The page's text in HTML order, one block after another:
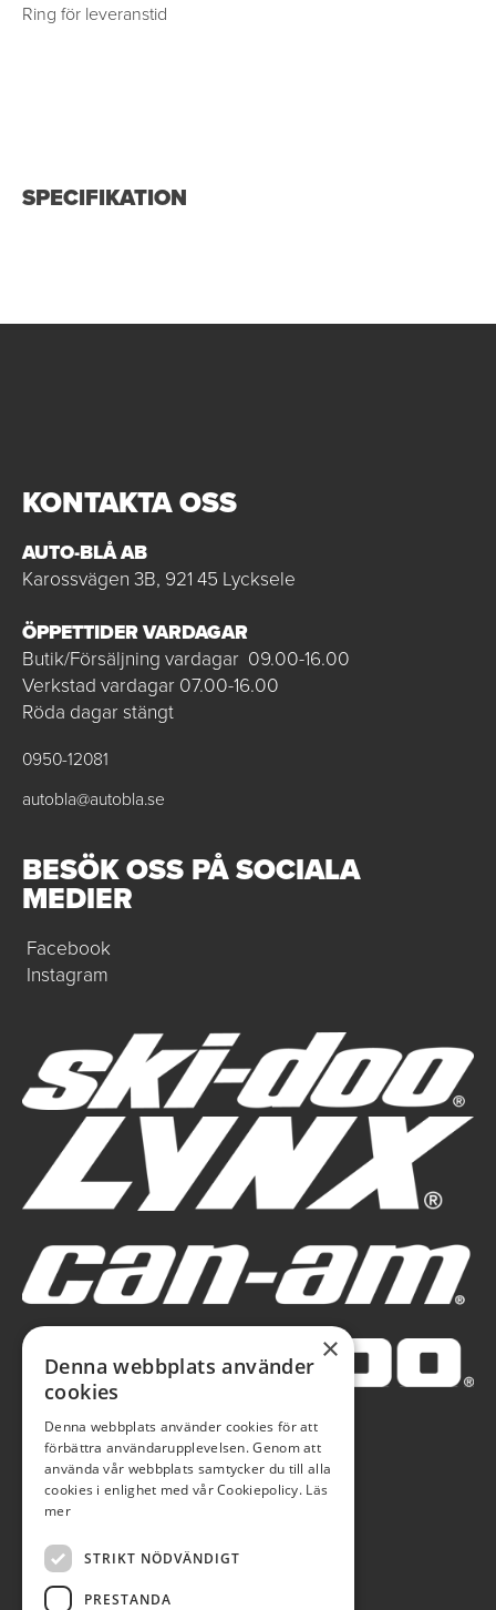
Ring för leveranstid
SPECIFIKATION
KONTAKTA OSS
AUTO-BLÅ AB
Karossvägen 3B, 921 45 Lycksele
ÖPPETTIDER VARDAGAR
Butik/Försäljning vardagar 09.00-16.00
Verkstad vardagar 07.00-16.00
Röda dagar stängt
0950-12081
autobla@autobla.se
BESÖK OSS PÅ SOCIALA
MEDIER
Facebook
Instagram
×
Denna webbplats använder
cookies
Denna webbplats använder cookies för att
förbättra användarupplevelsen. Genom att
använda vår webbplats samtycker du till alla
cookies i enlighet med vår Cookiepolicy. Läs
mer
STRIKT NÖDVÄNDIGT
PRESTANDA